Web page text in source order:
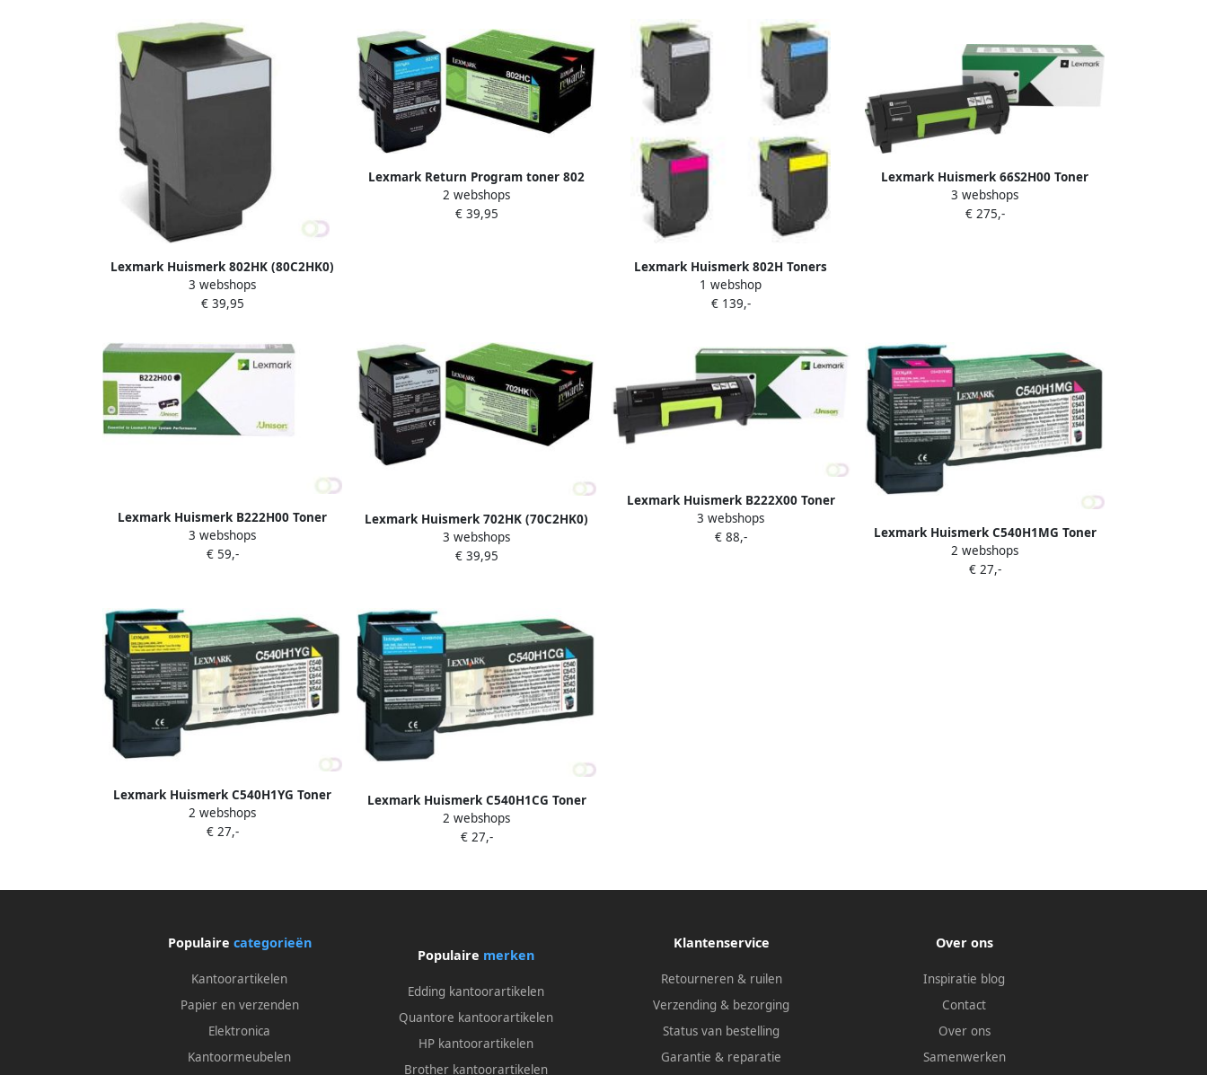
Lexmark Huismerk 802HK (80C2HK0)
Toner Zwart Hoge Capaciteit
3 webshops
€ 39,95
Lexmark Return Program toner 802
3.000 pagina&apos;s OEM 80C2HC0
cyaan
2 webshops
€ 39,95
Lexmark Huismerk 802H Toners
Multipack (zwart en 3 kleuren)
1 webshop
€ 139,-
Lexmark Huismerk 66S2H00 Toner
Zwart Hoge Capaciteit
3 webshops
€ 275,-
Lexmark Huismerk B222H00 Toner
Zwart Hoge Capaciteit
3 webshops
€ 59,-
Lexmark Huismerk 702HK (70C2HK0)
Toner Zwart Hoge Capaciteit
3 webshops
€ 39,95
Lexmark Huismerk B222X00 Toner
Zwart ExtraHoge Capaciteit
3 webshops
€ 88,-
Lexmark Huismerk C540H1MG Toner
Magenta Hoge Capaciteit
2 webshops
€ 27,-
Lexmark Huismerk C540H1YG Toner
Geel Hoge Capaciteit
2 webshops
€ 27,-
Lexmark Huismerk C540H1CG Toner
Cyaan Hoge Capaciteit
2 webshops
€ 27,-
Populaire categorieën
Kantoorartikelen
Papier en verzenden
Elektronica
Kantoormeubelen
Populaire merken
Edding kantoorartikelen
Quantore kantoorartikelen
HP kantoorartikelen
Brother kantoorartikelen
Klantenservice
Retourneren & ruilen
Verzending & bezorging
Status van bestelling
Garantie & reparatie
Over ons
Inspiratie blog
Contact
Over ons
Samenwerken